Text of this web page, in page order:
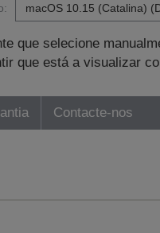
que selecione
que está a visualizar
Contacte-nos